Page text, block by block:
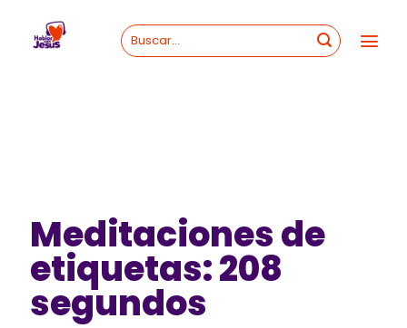
content
Meditaciones de
etiquetas: 208
segundos